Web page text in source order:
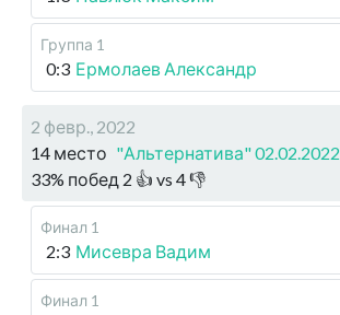
Группа 1
0:3 Ермолаев Александр
2 февр., 2022
14 место "Альтернатива" 02.02.2022
33% побед 2 👍 vs 4👎
Финал 1
2:3 Мисевра Вадим
Финал 1